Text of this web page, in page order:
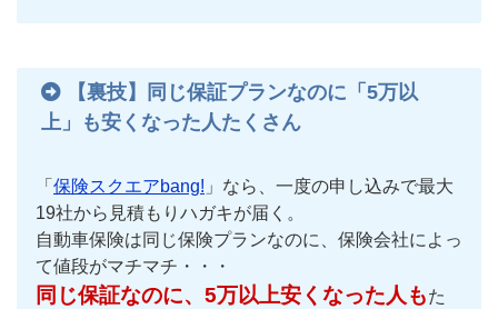
【裏技】同じ保証プランなのに「5万以
上」も安くなった人たくさん
「 保険スクエアbang! 」なら、一度の申し込みで最大
19社から見積もりハガキが届く。
自動車保険は同じ保険プランなのに、保険会社によっ
て値段がマチマチ・・・
同じ保証なのに、5万以上安くなった人もた